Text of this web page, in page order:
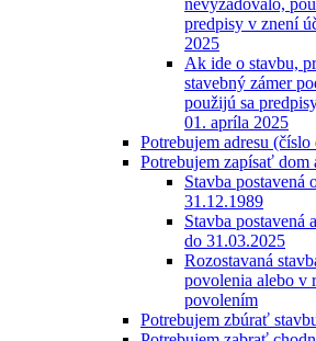
nevyžadovalo,
predpisy v znení
2025
Ak ide o stavbu,
stavebný zámer
použijú sa
01. apríla 2025
Potrebujem adresu (číslo
Potrebujem zapísať dom
Stavba postavená
31.12.1989
Stavba postavená
do 31.03.2025
Rozostavaná
povolenia alebo v
povolením
Potrebujem zbúrať